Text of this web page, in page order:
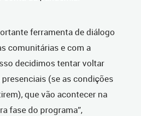
ferramenta de diálogo
comunitárias e com a
decidimos tentar voltar
(se as condições
que vão acontecer na
fase do programa”,